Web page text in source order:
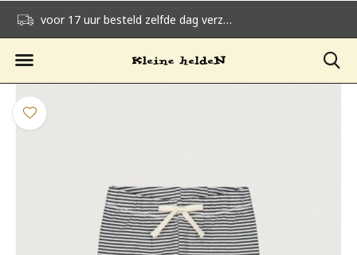
voor 17 uur besteld zelfde dag verzonden